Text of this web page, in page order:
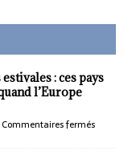
: ces pays
l’Europe
Commentaires fermés